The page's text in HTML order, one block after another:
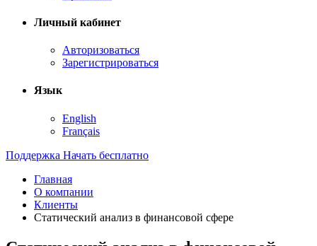
Личный кабинет
Авторизоваться
Зарегистрироваться
Язык
English
Français
Поддержка Начать бесплатно
Главная
О компании
Клиенты
Статический анализ в финансовой сфере